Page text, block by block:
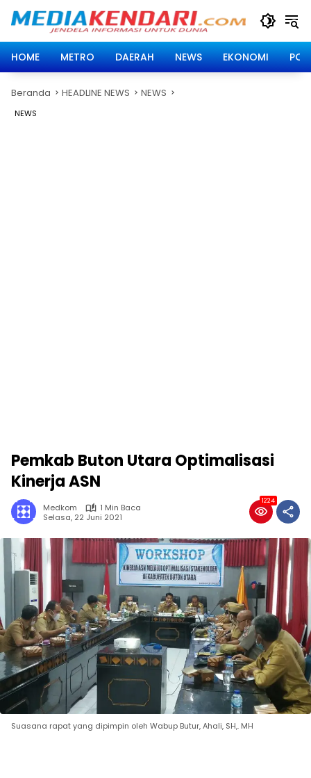
HOME
METRO DAERAH NEWS EKONOMI
Beranda HEADLINE NEWS NEWS
NEWS
Pemkab Buton Utara Optimalisasi
Kinerja ASN
Medkom
1 Min Baca
Selasa, 22 Juni 2021
1224
Suasana rapat yang dipimpin oleh Wabup Butur, Ahali, SH,. MH